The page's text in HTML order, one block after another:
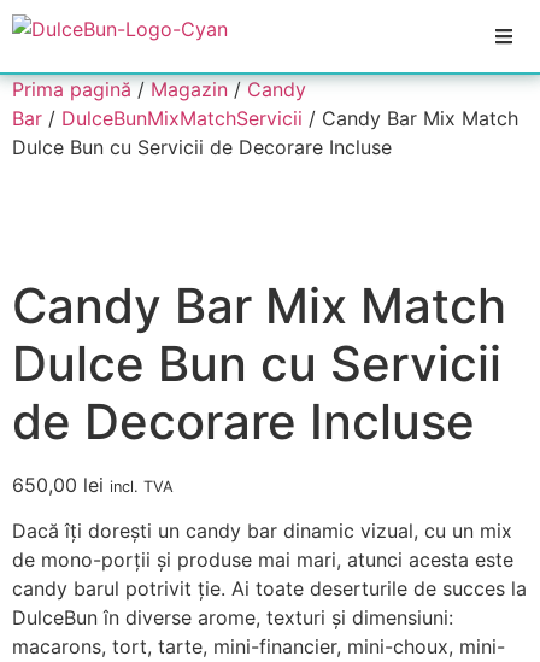
Prima pagină/Magazin/Candy
Bar / DulceBunMixMatchServicii / Candy Bar Mix Match
Dulce Bun cu Servicii de Decorare Incluse
Candy Bar Mix Match
Dulce Bun cu Servicii
de Decorare Incluse
650,00 lei incl. TVA
Dacă îți dorești un candy bar dinamic vizual, cu un mix
de mono-porții și produse mai mari, atunci acesta este
candy barul potrivit ție. Ai toate deserturile de succes la
DulceBun în diverse arome, texturi și dimensiuni:
macarons, tort, tarte, mini-financier, mini-choux, mini-